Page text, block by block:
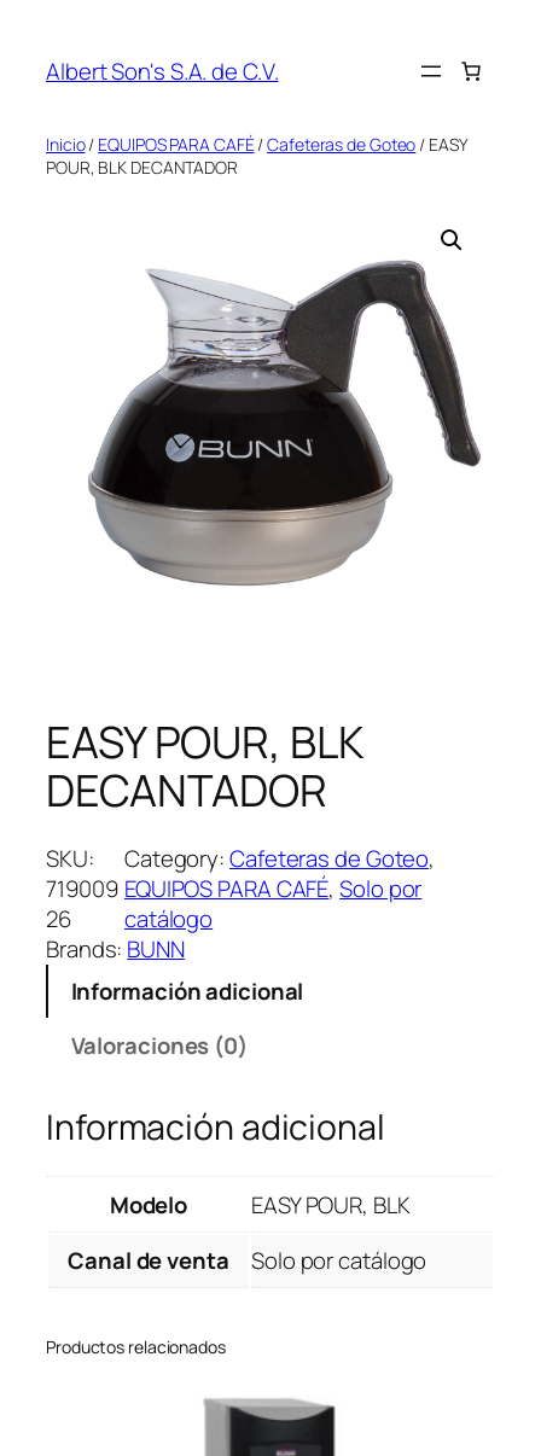
contenido
Albert Son's S.A. de C.V.
Inicio/ EQUIPOS PARA CAFÉ/Cafeteras de Goteo / EASY
POUR, BLK DECANTADOR
EASY POUR, BLK
DECANTADOR
SKU:
719009
26
Category:Cafeteras de Goteo
EQUIPOS PARA CAFÉ, Solo por
catálogo
Brands: BUNN
Información adicional
Valoraciones (0)
Información adicional
Modelo
EASY POUR, BLK
Canal de venta
Solo por catálogo
Productos relacionados